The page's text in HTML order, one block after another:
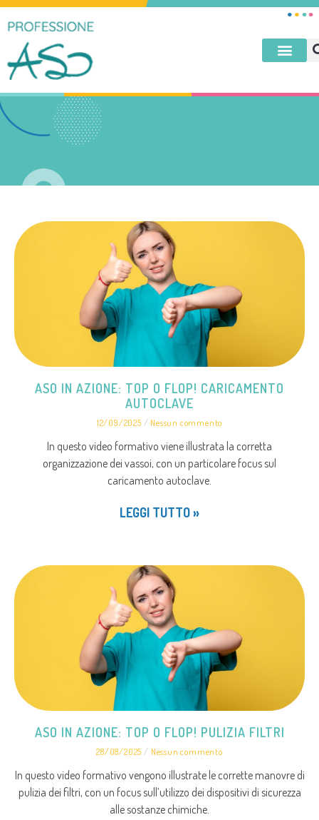
ASO IN AZIONE: TOP O FLOP! CARICAMENTO
AUTOCLAVE
12/09/2025 Nessun commento
In questo video formativo viene illustrata la corretta
organizzazione dei vassoi, con un particolare focus sul
caricamento autoclave.
LEGGI TUTTO »
ASO IN AZIONE: TOP O FLOP! PULIZIA FILTRI
28/08/2025 Nessun commento
In questo video formativo vengono illustrate le corrette manovre di
pulizia dei filtri, con un focus sull’utilizzo dei dispositivi di sicurezza
alle sostanze chimiche.